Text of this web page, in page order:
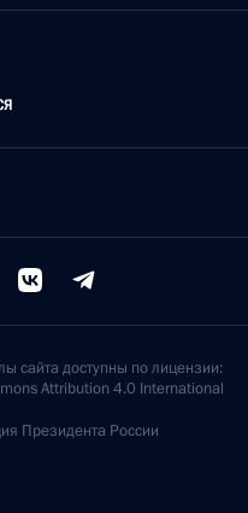
сайта доступны по лицензии:
Attribution 4.0 International
Президента России